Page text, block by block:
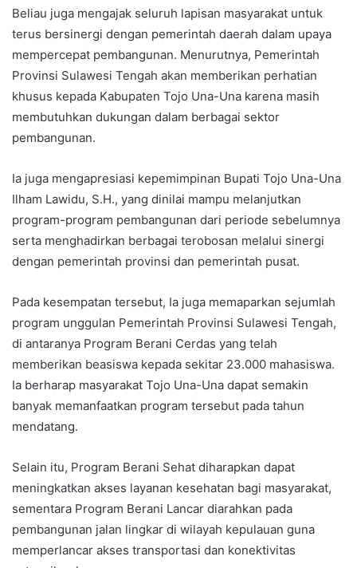
Beliau juga mengajak seluruh lapisan masyarakat untuk
terus bersinergi dengan pemerintah daerah dalam upaya
mempercepat pembangunan. Menurutnya, Pemerintah
Provinsi Sulawesi Tengah akan memberikan perhatian
khusus kepada Kabupaten Tojo Una-Una karena masih
membutuhkan dukungan dalam berbagai sektor
pembangunan.
Ia juga mengapresiasi kepemimpinan Bupati Tojo Una-Una
Ilham Lawidu, S.H., yang dinilai mampu melanjutkan
program-program pembangunan dari periode sebelumnya
serta menghadirkan berbagai terobosan melalui sinergi
dengan pemerintah provinsi dan pemerintah pusat.
Pada kesempatan tersebut, Ia juga memaparkan sejumlah
program unggulan Pemerintah Provinsi Sulawesi Tengah,
di antaranya Program Berani Cerdas yang telah
memberikan beasiswa kepada sekitar 23.000 mahasiswa.
Ia berharap masyarakat Tojo Una-Una dapat semakin
banyak memanfaatkan program tersebut pada tahun
mendatang.
Selain itu, Program Berani Sehat diharapkan dapat
meningkatkan akses layanan kesehatan bagi masyarakat,
sementara Program Berani Lancar diarahkan pada
pembangunan jalan lingkar di wilayah kepulauan guna
memperlancar akses transportasi dan konektivitas